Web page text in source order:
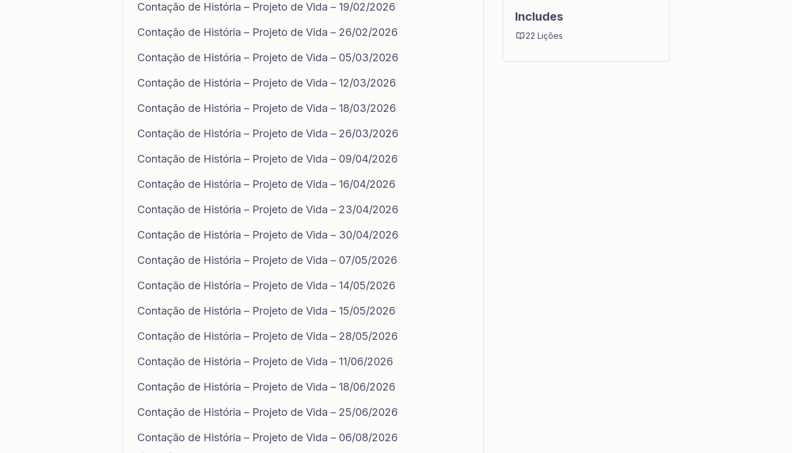
Contação de História – Projeto de Vida – 19/02/2026
Contação de História – Projeto de Vida – 26/02/2026
Contação de História – Projeto de Vida – 05/03/2026
Contação de História – Projeto de Vida – 12/03/2026
Contação de História – Projeto de Vida – 18/03/2026
Contação de História – Projeto de Vida – 26/03/2026
Contação de História – Projeto de Vida – 09/04/2026
Contação de História – Projeto de Vida – 16/04/2026
Contação de História – Projeto de Vida – 23/04/2026
Contação de História – Projeto de Vida – 30/04/2026
Contação de História – Projeto de Vida – 07/05/2026
Contação de História – Projeto de Vida – 14/05/2026
Contação de História – Projeto de Vida – 15/05/2026
Contação de História – Projeto de Vida – 28/05/2026
Contação de História – Projeto de Vida – 11/06/2026
Contação de História – Projeto de Vida – 18/06/2026
Contação de História – Projeto de Vida – 25/06/2026
Contação de História – Projeto de Vida – 06/08/2026
Includes
22 Lições